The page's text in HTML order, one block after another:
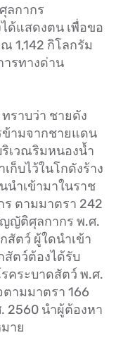
ลกากร
ด้แสดงตน เพื่อขอ
1,142 กิโลกรัม
ารทางด่าน
ราบว่า ชายดัง
ข้ามจากชายแดน
เวณริมหนองน้ำ
บไว้ในโกดังร้าง
นำเข้ามาในราช
ตามมาตรา 242
ญัติศุลกากร พ.ศ.
สัตว์ ผู้ใดนำเข้า
ตว์ต้องได้รับ
คระบาดสัตว์ พ.ศ.
ามมาตรา 166
2560 นำผู้ต้องหา
าย